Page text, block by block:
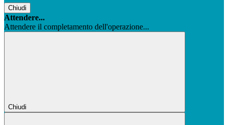
Chiudi
Attendere...
Attendere il completamento dell'operazione...
Chiudi